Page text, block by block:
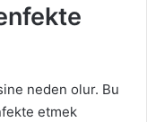
neden olur. Bu
etmek